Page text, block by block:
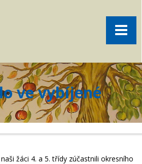
ve vybíjené
žáci 4. a 5. třídy zúčastnili okresního